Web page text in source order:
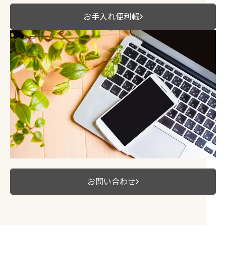
お手入れ便利帳
お問い合わせ